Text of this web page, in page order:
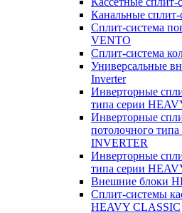
Канальные
Сплит-система
VENTO
Сплит-система
Универсальные
Inverter
Инверторные
типа серии
Инверторные
потолочного
INVERTER
Инверторные
типа серии
Внешние блоки
Сплит-системы
HEAVY CLASSIC